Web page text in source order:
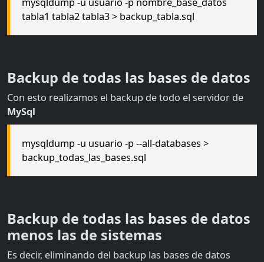
tabla1 tabla2 tabla3 > backup_tabla.sql
Backup de todas las bases de datos
Con esto realizamos el backup de todo el servidor de
MySql
mysqldump -u usuario -p --all-databases >
backup_todas_las_bases.sql
Backup de todas las bases de datos
menos las de sistemas
Es decir, eliminando del backup las bases de datos